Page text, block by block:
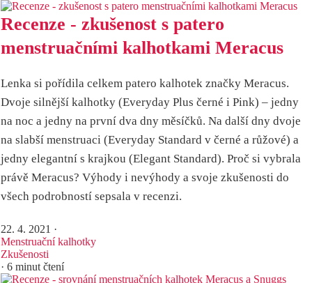
Recenze - zkušenost s patero
menstruačními kalhotkami Meracus
Lenka si pořídila celkem patero kalhotek značky Meracus.
Dvoje silnější kalhotky (Everyday Plus černé i Pink) – jedny
na noc a jedny na první dva dny měsíčků. Na další dny dvoje
na slabší menstruaci (Everyday Standard v černé a růžové) a
jedny elegantní s krajkou (Elegant Standard). Proč si vybrala
právě Meracus? Výhody i nevýhody a svoje zkušenosti do
všech podrobností sepsala v recenzi.
22. 4. 2021 ·
Menstruační kalhotky
Zkušenosti
· 6 minut čtení